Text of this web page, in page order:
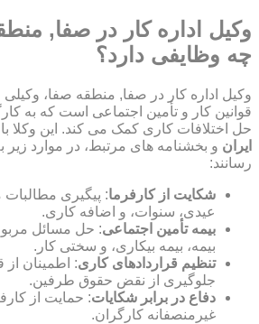
وکیل اداره کار در صفا,
چه وظایفی دارد؟
وکیل اداره کار در صفا, منطقه صفا،
قوانین کار و تأمین اجتماعی است که به
حل اختلافات کاری کمک می کند. این وکلا
ایران و بخشنامه های مرتبط، در موارد
رسانند:
شکایت از کارفرما: پیگیری مطالبات
عیدی، سنوات، و اضافه کاری.
بیمه تأمین اجتماعی: حل مسائل
بیمه، بیمه بیکاری، و سختی کار.
تنظیم قراردادهای کاری: اطمینان از
جلوگیری از نقض حقوق طرفین.
دفاع در برابر شکایات: حمایت از
غیرمنصفانه کارگران.